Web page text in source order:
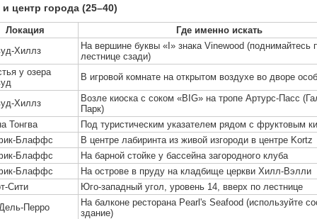
центр города (25–40)
Локация
Где именно искать
Хиллз
На вершине буквы «I» знака Vinewood (поднимайтесь
лестнице сзади)
у озера
В игровой комнате на открытом воздухе во дворе
Хиллз
Возле киоска с соком «BIG» на тропе Артурс-Пасс
Парк)
Тонгва
Под туристическим указателем рядом с фруктовым
Блаффс
В центре лабиринта из живой изгороди в центре Kortz
Блаффс
На барной стойке у бассейна загородного клуба
Блаффс
На острове в пруду на кладбище церкви Хилл-Вэлли
Сити
Юго-западный угол, уровень 14, вверх по лестнице
Перро
На балконе ресторана Pearl's Seafood (используйте
здание)